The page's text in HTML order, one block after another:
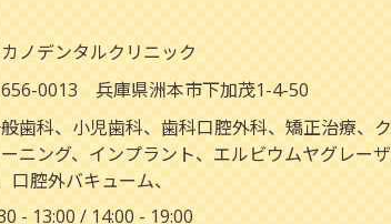
ノデンタルクリニック
656-0013 兵庫県洲本市下加茂1-4-50
歯科、小児歯科、歯科口腔外科、矯正治療、ク
ニング、インプラント、エルビウムヤグレーザ
口腔外バキューム、
- 13:00 / 14:00 - 19:00